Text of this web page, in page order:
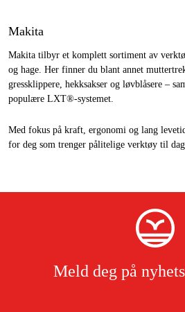
Makita
Makita tilbyr et komplett sortiment av
og hage. Her finner du blant annet
gressklippere, hekksakser og løvblåsere –
populære LXT®-systemet.
Med fokus på kraft, ergonomi og lang
for deg som trenger pålitelige verktøy til
Meld deg på